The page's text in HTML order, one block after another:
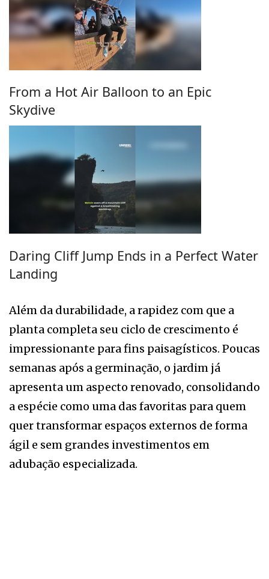
From a Hot Air Balloon to an Epic
Skydive
Daring Cliff Jump Ends in a Perfect Water
Landing
Além da durabilidade, a rapidez com que a
planta completa seu ciclo de crescimento é
impressionante para fins paisagísticos. Poucas
semanas após a germinação, o jardim já
apresenta um aspecto renovado, consolidando
a espécie como uma das favoritas para quem
quer transformar espaços externos de forma
ágil e sem grandes investimentos em
adubação especializada.